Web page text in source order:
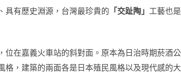
具有歷史淵源，台灣最珍貴的 「交趾陶」 工藝也是
位在嘉義火車站的斜對面。原本為日治時期菸酒公
格，建築的兩面各是日本殖民風格以及現代感的大